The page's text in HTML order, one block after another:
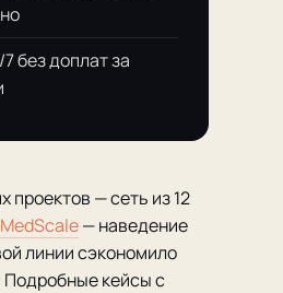
без доплат за
проектов — сеть из 12
— наведение
линии сэкономило
Подробные кейсы с